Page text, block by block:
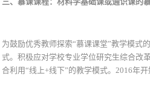
为鼓励优秀教师探索“慕课课堂”教学模式
式。积极应对学校专业学位研究生综合改
合利用“线上+线下”的教学模式。2016年